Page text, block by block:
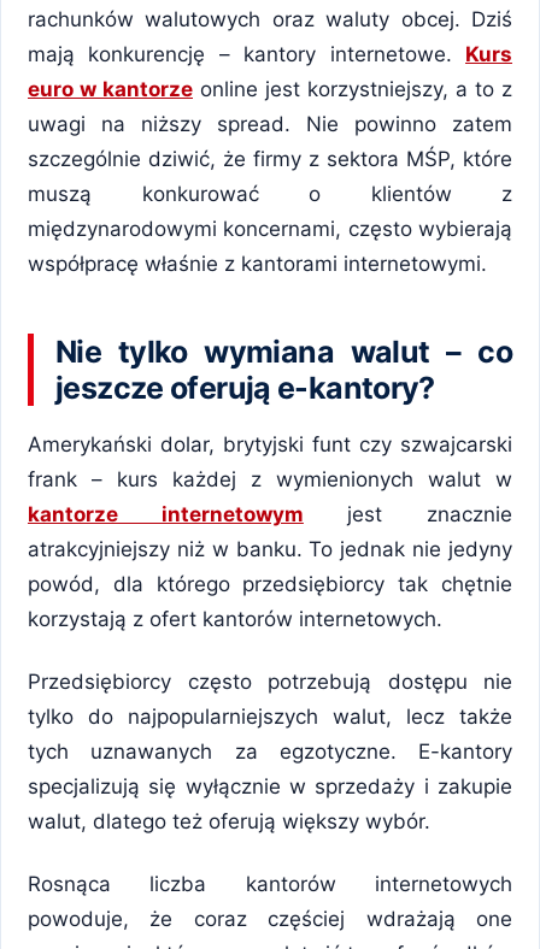
rachunków walutowych oraz waluty obcej. Dziś
mają konkurencję – kantory internetowe. Kurs
euro w kantorze online jest korzystniejszy, a to z
uwagi na niższy spread. Nie powinno zatem
szczególnie dziwić, że firmy z sektora MŚP, które
muszą konkurować o klientów z
międzynarodowymi koncernami, często wybierają
współpracę właśnie z kantorami internetowymi.
Nie tylko wymiana walut – co
jeszcze oferują e-kantory?
Amerykański dolar, brytyjski funt czy szwajcarski
frank – kurs każdej z wymienionych walut w
kantorze internetowym jest znacznie
atrakcyjniejszy niż w banku. To jednak nie jedyny
powód, dla którego przedsiębiorcy tak chętnie
korzystają z ofert kantorów internetowych.
Przedsiębiorcy często potrzebują dostępu nie
tylko do najpopularniejszych walut, lecz także
tych uznawanych za egzotyczne. E-kantory
specjalizują się wyłącznie w sprzedaży i zakupie
walut, dlatego też oferują większy wybór.
Rosnąca liczba kantorów internetowych
powoduje, że coraz częściej wdrażają one